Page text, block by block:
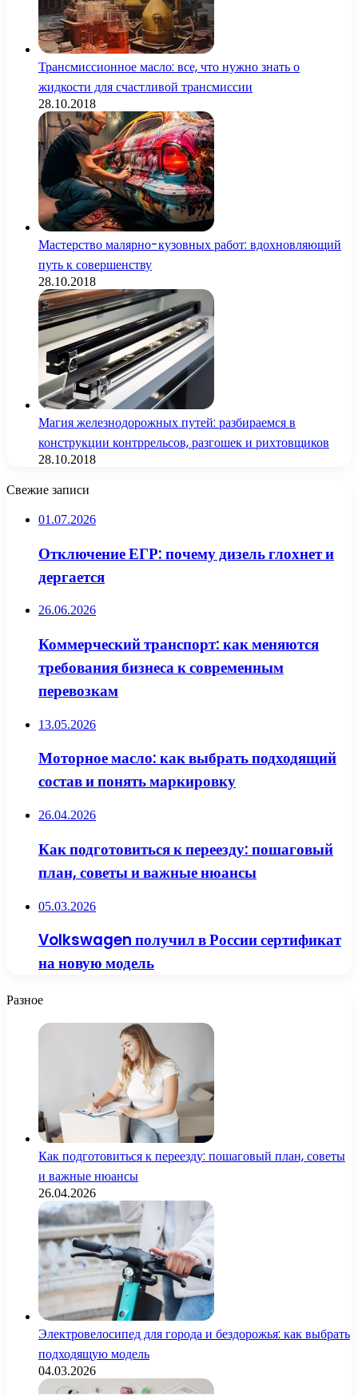
Трансмиссионное масло: все, что нужно знать о
жидкости для счастливой трансмиссии
28.10.2018
Мастерство малярно-кузовных работ: вдохновляющий
путь к совершенству
28.10.2018
Магия железнодорожных путей: разбираемся в
конструкции контррельсов, разгошек и рихтовщиков
28.10.2018
Свежие записи
01.07.2026
Отключение ЕГР: почему дизель глохнет и
дергается
26.06.2026
Коммерческий транспорт: как меняются
требования бизнеса к современным
перевозкам
13.05.2026
Моторное масло: как выбрать подходящий
состав и понять маркировку
26.04.2026
Как подготовиться к переезду: пошаговый
план, советы и важные нюансы
05.03.2026
Volkswagen получил в России сертификат
на новую модель
Разное
Как подготовиться к переезду: пошаговый план, советы
и важные нюансы
26.04.2026
Электровелосипед для города и бездорожья: как выбрать
подходящую модель
04.03.2026